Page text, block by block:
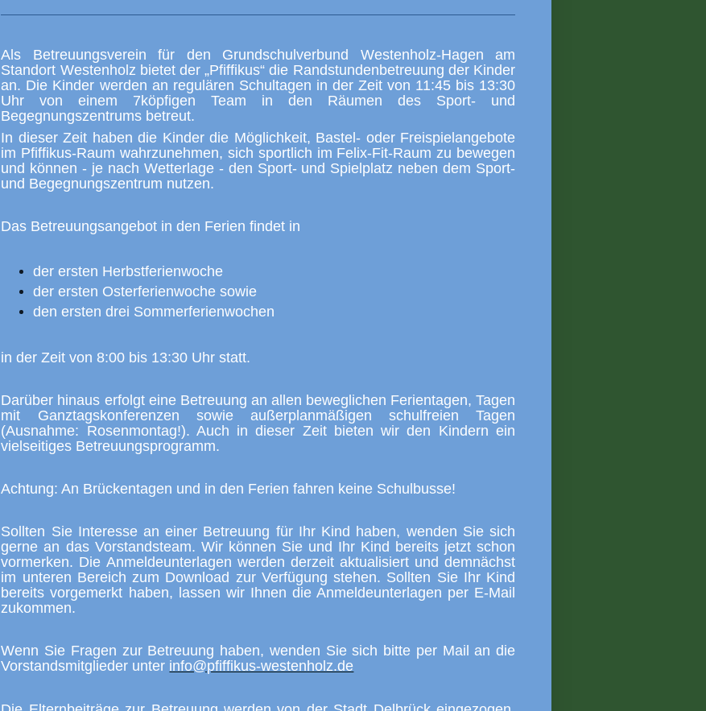
Als Betreuungsverein für den Grundschulverbund Westenholz-Hagen am
Standort Westenholz bietet der „Pfiffikus“ die Randstundenbetreuung der Kinder
an. Die Kinder werden an regulären Schultagen in der Zeit von 11:45 bis 13:30
Uhr von einem 7köpfigen Team in den Räumen des Sport- und
Begegnungszentrums betreut.
In dieser Zeit haben die Kinder die Möglichkeit, Bastel- oder Freispielangebote
im Pfiffikus-Raum wahrzunehmen, sich sportlich im Felix-Fit-Raum zu bewegen
und können - je nach Wetterlage - den Sport- und Spielplatz neben dem Sport-
und Begegnungszentrum nutzen.
Das Betreuungsangebot in den Ferien findet in
der ersten Herbstferienwoche
der ersten Osterferienwoche sowie
den ersten drei Sommerferienwochen
in der Zeit von 8:00 bis 13:30 Uhr statt.
Darüber hinaus erfolgt eine Betreuung an allen beweglichen Ferientagen, Tagen
mit Ganztagskonferenzen sowie außerplanmäßigen schulfreien Tagen
(Ausnahme: Rosenmontag!). Auch in dieser Zeit bieten wir den Kindern ein
vielseitiges Betreuungsprogramm.
Achtung: An Brückentagen und in den Ferien fahren keine Schulbusse!
Sollten Sie Interesse an einer Betreuung für Ihr Kind haben, wenden Sie sich
gerne an das Vorstandsteam. Wir können Sie und Ihr Kind bereits jetzt schon
vormerken. Die Anmeldeunterlagen werden derzeit aktualisiert und demnächst
im unteren Bereich zum Download zur Verfügung stehen. Sollten Sie Ihr Kind
bereits vorgemerkt haben, lassen wir Ihnen die Anmeldeunterlagen per E-Mail
zukommen.
Wenn Sie Fragen zur Betreuung haben, wenden Sie sich bitte per Mail an die
Vorstandsmitglieder unter info@pfiffikus-westenholz.de